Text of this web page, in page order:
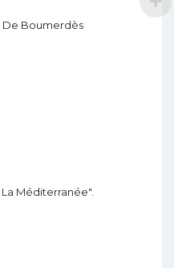
De Boumerdès
Méditerranée".